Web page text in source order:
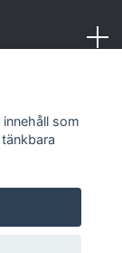
som